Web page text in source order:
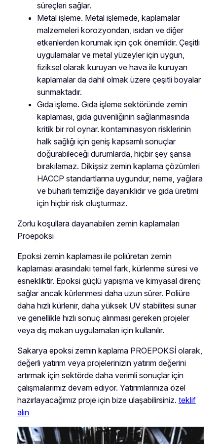
süreçleri sağlar.
Metal işleme. Metal işlemede, kaplamalar
malzemeleri korozyondan, ısıdan ve diğer
etkenlerden korumak için çok önemlidir. Çeşitli
uygulamalar ve metal yüzeyler için uygun,
fiziksel olarak kuruyan ve hava ile kuruyan
kaplamalar da dahil olmak üzere çeşitli boyalar
sunmaktadır.
Gıda işleme. Gıda işleme sektöründe zemin
kaplaması, gıda güvenliğinin sağlanmasında
kritik bir rol oynar. kontaminasyon risklerinin
halk sağlığı için geniş kapsamlı sonuçlar
doğurabileceği durumlarda, hiçbir şey şansa
bırakılamaz. Dikişsiz zemin kaplama çözümleri
HACCP standartlarına uygundur, neme, yağlara
ve buharlı temizliğe dayanıklıdır ve gıda üretimi
için hiçbir risk oluşturmaz.
Zorlu koşullara dayanabilen zemin kaplamaları
Proepoksi
Epoksi zemin kaplaması ile poliüretan zemin
kaplaması arasındaki temel fark, kürlenme süresi ve
esnekliktir. Epoksi güçlü yapışma ve kimyasal direnç
sağlar ancak kürlenmesi daha uzun sürer. Poliüre
daha hızlı kürlenir, daha yüksek UV stabilitesi sunar
ve genellikle hızlı sonuç alınması gereken projeler
veya dış mekan uygulamaları için kullanılır.
Sakarya epoksi zemin kaplama PROEPOKSİ olarak,
değerli yatırım veya projelerinizin yatırım değerini
artırmak için sektörde daha verimli sonuçlar için
çalışmalarımız devam ediyor. Yatırımlarınıza özel
hazırlayacağımız proje için bize ulaşabilirsiniz. teklif
alın